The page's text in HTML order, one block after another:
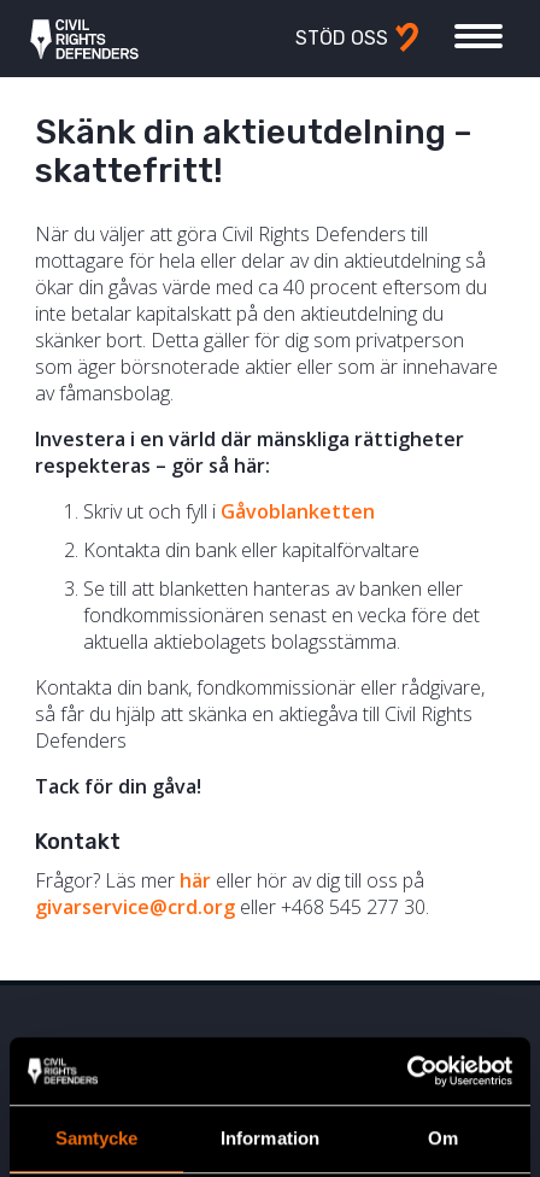
Samtycke Information Om
STÖD OSS
Skänk din aktieutdelning –
skattefritt!
När du väljer att göra Civil Rights Defenders till
mottagare för hela eller delar av din aktieutdelning så
ökar din gåvas värde med ca 40 procent eftersom du
inte betalar kapitalskatt på den aktieutdelning du
skänker bort. Detta gäller för dig som privatperson
som äger börsnoterade aktier eller som är innehavare
av fåmansbolag.
Investera i en värld där mänskliga rättigheter
respekteras – gör så här:
Skriv ut och fyll i Gåvoblanketten
Kontakta din bank eller kapitalförvaltare
Se till att blanketten hanteras av banken eller
fondkommissionären senast en vecka före det
aktuella aktiebolagets bolagsstämma.
Kontakta din bank, fondkommissionär eller rådgivare,
så får du hjälp att skänka en aktiegåva till Civil Rights
Defenders
Tack för din gåva!
Kontakt
Frågor? Läs mer här eller hör av dig till oss på
givarservice@crd.org eller +468 545 277 30.